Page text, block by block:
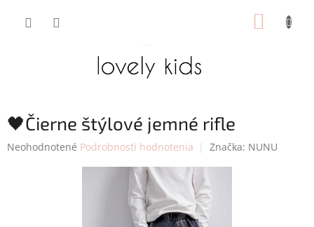
🖤Čierne štýlové jemné rifle
Priemerné
Neohodnotené Podrobnosti hodnotenia Značka: NUNU